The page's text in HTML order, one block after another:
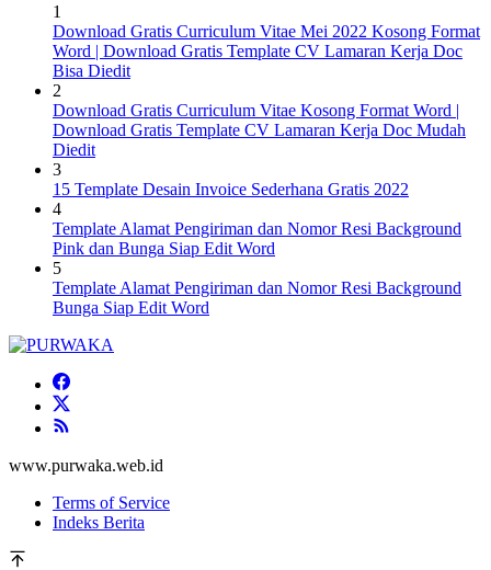
1
Download Gratis Curriculum Vitae Mei 2022 Kosong Format
Word | Download Gratis Template CV Lamaran Kerja Doc
Bisa Diedit
2
Download Gratis Curriculum Vitae Kosong Format Word |
Download Gratis Template CV Lamaran Kerja Doc Mudah
Diedit
3
15 Template Desain Invoice Sederhana Gratis 2022
4
Template Alamat Pengiriman dan Nomor Resi Background
Pink dan Bunga Siap Edit Word
5
Template Alamat Pengiriman dan Nomor Resi Background
Bunga Siap Edit Word
www.purwaka.web.id
Terms of Service
Indeks Berita